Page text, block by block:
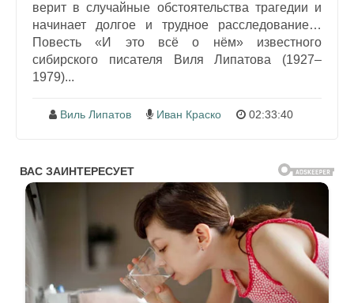
верит в случайные обстоятельства трагедии и
начинает долгое и трудное расследование…
Повесть «И это всё о нём» известного
сибирского писателя Виля Липатова (1927–
1979)...
Виль Липатов Иван Краско 02:33:40